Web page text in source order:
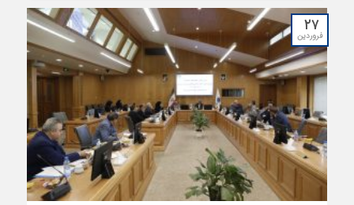
خراسان رضوی، بازوی مهم پژوهشی این نهاد به شمار می‌آید که در گذر این
سال‌ها، تمرکز ویژه‌ای بر تحلیل مشکلات اقتصادی کشور با مداقه بر عوامل
بنیادین بروز آنها داشته و ریشه‌های عدم توسعه در این بخش را به بوته نقد
و بررسی گذاشته است.
۲۷
فروردین